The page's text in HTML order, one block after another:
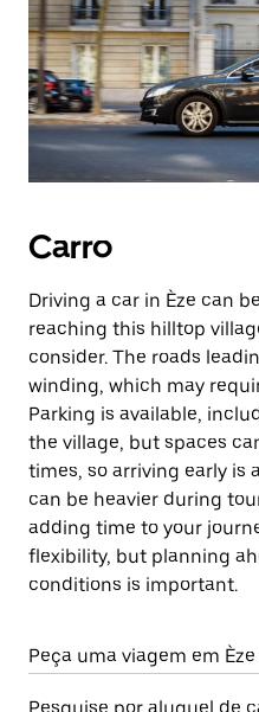
Carro
Driving a car in Èze can
reaching this hilltop
consider. The roads
winding, which may
Parking is available,
the village, but spaces
times, so arriving early is
can be heavier during
adding time to your
flexibility, but planning
conditions is important.
Peça uma viagem em